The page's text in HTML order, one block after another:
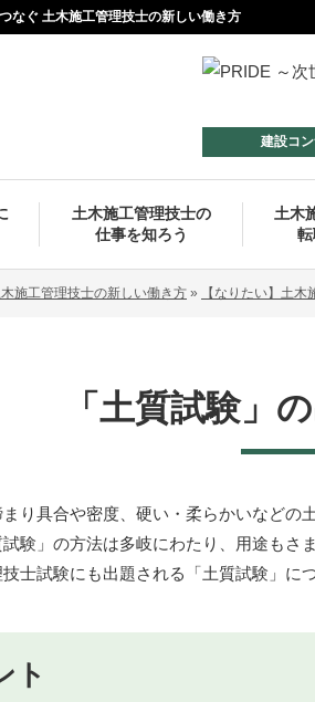
なぐ 土木施工管理技士の新しい働き方
建設コ
土木施工管理技士の
仕事を知ろう
土木
施工管理技士の新しい働き方 » 【なりたい】土
「土質試験」
り具合や密度、硬い・柔らかいなどの
験」の方法は多岐にわたり、用途もさ
士試験にも出題される「土質試験」に
ト